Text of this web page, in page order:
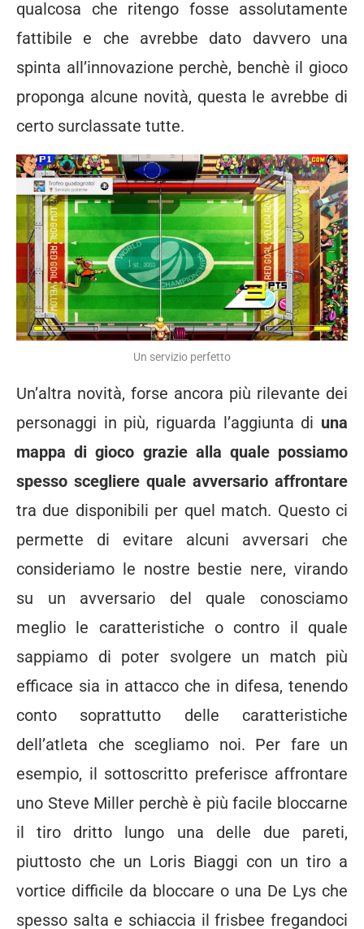
qualcosa che ritengo fosse assolutamente
fattibile e che avrebbe dato davvero una
spinta all’innovazione perchè, benchè il gioco
proponga alcune novità, questa le avrebbe di
certo surclassate tutte.
Un servizio perfetto
Un’altra novità, forse ancora più rilevante dei
personaggi in più, riguarda l’aggiunta di una
mappa di gioco grazie alla quale possiamo
spesso scegliere quale avversario affrontare
tra due disponibili per quel match. Questo ci
permette di evitare alcuni avversari che
consideriamo le nostre bestie nere, virando
su un avversario del quale conosciamo
meglio le caratteristiche o contro il quale
sappiamo di poter svolgere un match più
efficace sia in attacco che in difesa, tenendo
conto soprattutto delle caratteristiche
dell’atleta che scegliamo noi. Per fare un
esempio, il sottoscritto preferisce affrontare
uno Steve Miller perchè è più facile bloccarne
il tiro dritto lungo una delle due pareti,
piuttosto che un Loris Biaggi con un tiro a
vortice difficile da bloccare o una De Lys che
spesso salta e schiaccia il frisbee fregandoci